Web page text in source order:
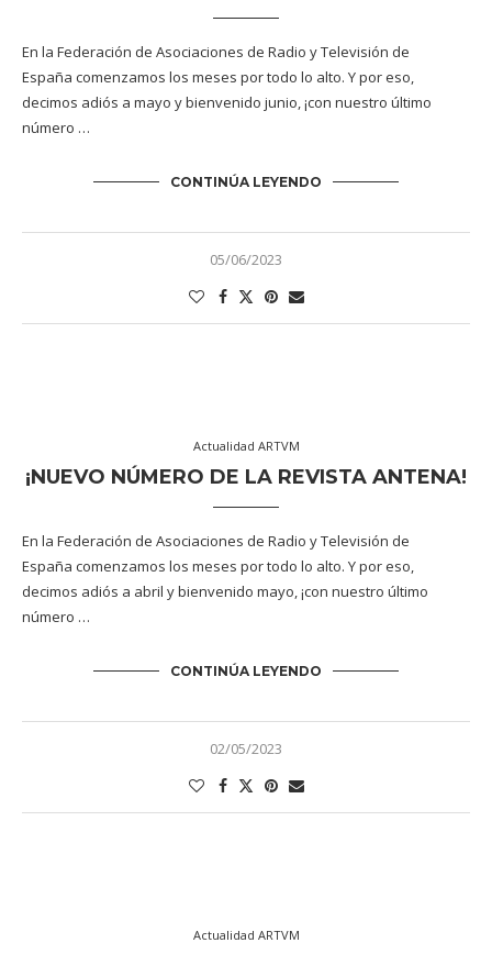
En la Federación de Asociaciones de Radio y Televisión de
España comenzamos los meses por todo lo alto. Y por eso,
decimos adiós a mayo y bienvenido junio, ¡con nuestro último
número …
CONTINÚA LEYENDO
05/06/2023
Actualidad ARTVM
¡NUEVO NÚMERO DE LA REVISTA ANTENA!
En la Federación de Asociaciones de Radio y Televisión de
España comenzamos los meses por todo lo alto. Y por eso,
decimos adiós a abril y bienvenido mayo, ¡con nuestro último
número …
CONTINÚA LEYENDO
02/05/2023
Actualidad ARTVM